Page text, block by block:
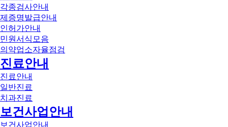
각종검사안내
제증명발급안내
인허가안내
민원서식모음
의약업소자율점검
진료안내
진료안내
일반진료
치과진료
보건사업안내
보건사업안내